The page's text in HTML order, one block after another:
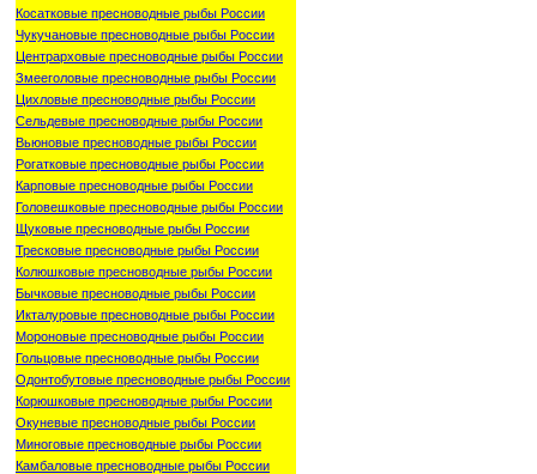
Косатковые пресноводные рыбы России
Чукучановые пресноводные рыбы России
Центрарховые пресноводные рыбы России
Змееголовые пресноводные рыбы России
Цихловые пресноводные рыбы России
Сельдевые пресноводные рыбы России
Вьюновые пресноводные рыбы России
Рогатковые пресноводные рыбы России
Карповые пресноводные рыбы России
Головешковые пресноводные рыбы России
Щуковые пресноводные рыбы России
Тресковые пресноводные рыбы России
Колюшковые пресноводные рыбы России
Бычковые пресноводные рыбы России
Икталуровые пресноводные рыбы России
Мороновые пресноводные рыбы России
Гольцовые пресноводные рыбы России
Одонтобутовые пресноводные рыбы России
Корюшковые пресноводные рыбы России
Окуневые пресноводные рыбы России
Миноговые пресноводные рыбы России
Камбаловые пресноводные рыбы России